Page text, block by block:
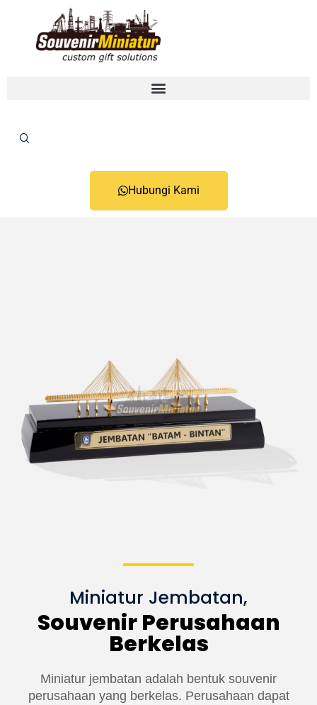
Hubungi Kami
Miniatur Jembatan,
Souvenir Perusahaan
Berkelas
Miniatur jembatan adalah bentuk souvenir
perusahaan yang berkelas. Perusahaan dapat